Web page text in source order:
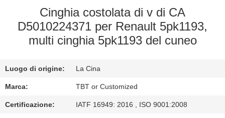
FABBRICA
CONTROLLO
QUALITÀ
CONTATTICI
Cinghia costolata di v di CA
D5010224371 per Renault 5pk1193,
multi cinghia 5pk1193 del cuneo
Luogo di origine: La Cina
Marca: TBT or Customized
Certificazione: IATF 16949: 2016 , ISO 9001:2008